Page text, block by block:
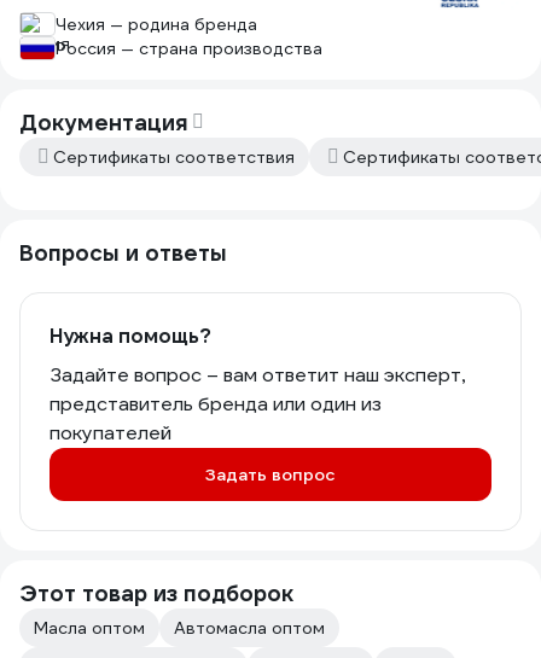
Чехия — родина бренда
Россия — страна производства
Документация
Сертификаты соответствия Сертификаты
Вопросы и ответы
Нужна помощь?
Задайте вопрос – вам ответит наш эксперт,
представитель бренда или один из
покупателей
Задать вопрос
Этот товар из подборок
Масла оптом
Автомасла оптом